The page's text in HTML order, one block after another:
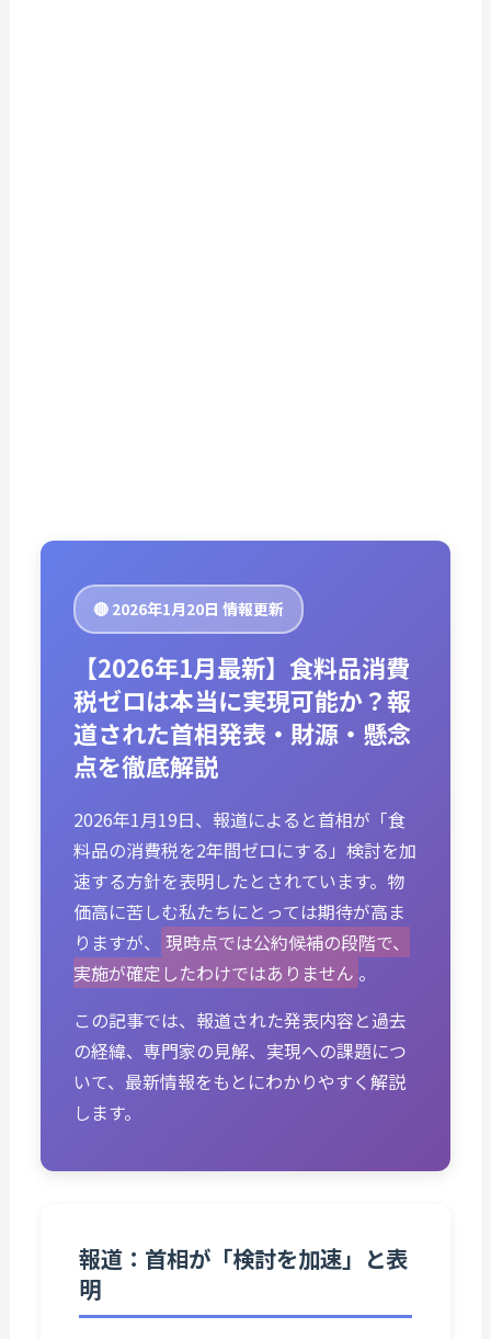
🔴 2026年1月20日 情報更新
【2026年1月最新】食料品消費
税ゼロは本当に実現可能か？報
道された首相発表・財源・懸念
点を徹底解説
2026年1月19日、報道によると首相が「食
料品の消費税を2年間ゼロにする」検討を加
速する方針を表明したとされています。物
価高に苦しむ私たちにとっては期待が高ま
りますが、
現時点では公約候補の段階で、
実施が確定したわけではありません 。
この記事では、報道された発表内容と過去
の経緯、専門家の見解、実現への課題につ
いて、最新情報をもとにわかりやすく解説
します。
報道：首相が「検討を加速」と表
明